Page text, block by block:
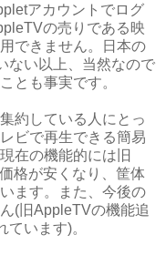
アカウントでログ
の売りである映
できません。日本の
ない以上、当然なので
とも事実です。
約している人にとっ
ビで再生できる簡易
在の機能的には旧
格が安くなり、筐体
ます。また、今後の
(旧AppleTVの機能追
います)。